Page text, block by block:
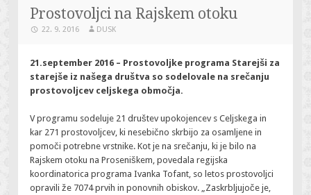
CONTENT
Prostovoljci na Rajskem otoku
22. 9. 2016 DUSK
21.september 2016 – Prostovoljke programa Starejši za
starejše iz našega društva so sodelovale na srečanju
prostovoljcev celjskega območja.
V programu sodeluje 21 društev upokojencev s Celjskega in
kar 271 prostovoljcev, ki nesebično skrbijo za osamljene in
pomoči potrebne vrstnike. Kot je na srečanju, ki je bilo na
Rajskem otoku na Proseniškem, povedala regijska
koordinatorica programa Ivanka Tofant, so letos prostovoljci
opravili že 7074 prvih in ponovnih obiskov. „Zaskrbljujoče je,